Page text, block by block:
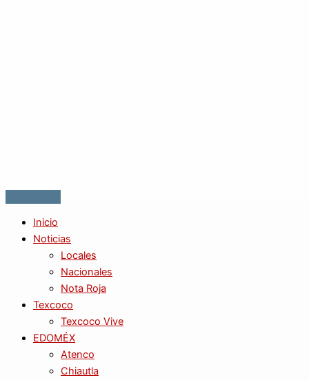
Inicio
Noticias
Locales
Nacionales
Nota Roja
Texcoco
Texcoco Vive
EDOMÉX
Atenco
Chiautla